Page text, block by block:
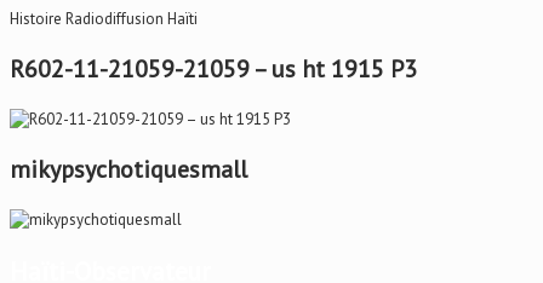
Histoire Radiodiffusion Haïti
R602-11-21059-21059 – us ht 1915 P3
mikypsychotiquesmall